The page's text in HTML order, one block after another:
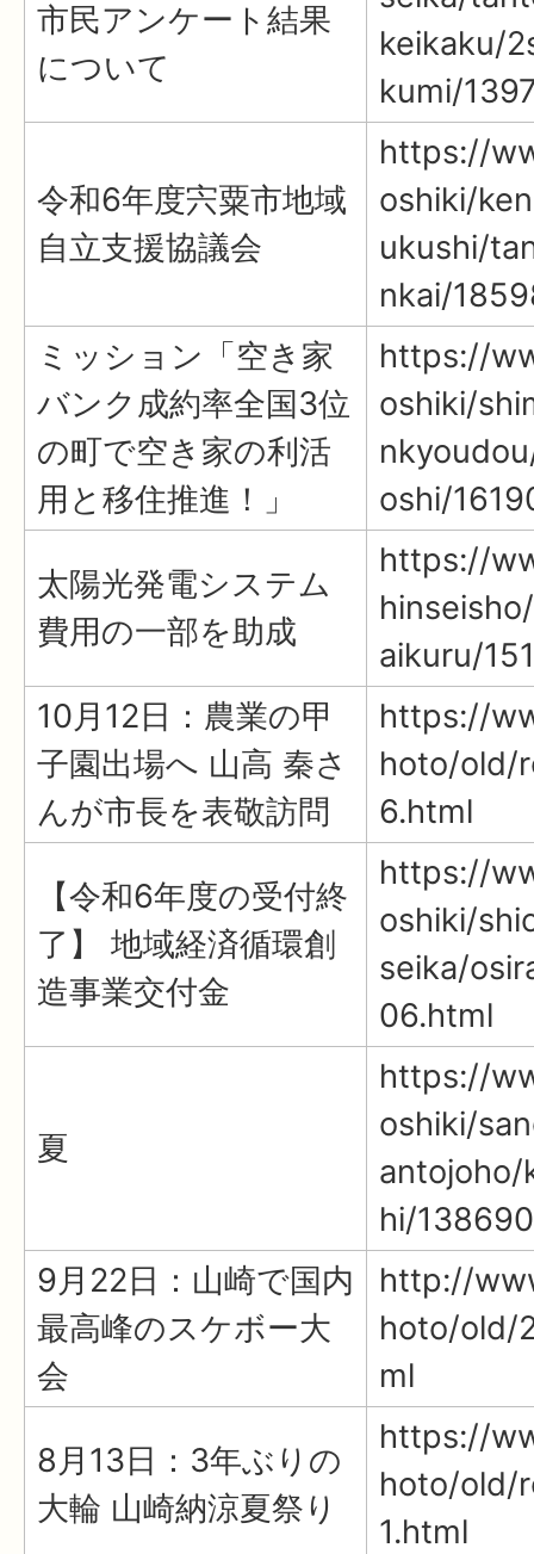
市民アンケート結果
について
keikaku/
kumi/
令和6年度宍粟市地域
自立支援協議会
https://
oshiki/
ukushi/
nkai/
ミッション「空き家
バンク成約率全国3位
の町で空き家の利活
用と移住推進！」
https://
oshiki/
oshi/
太陽光発電システム
費用の一部を助成
https://
aikuru/
10月12日：農業の甲
子園出場へ 山高 秦さ
んが市長を表敬訪問
https://
hoto/old/
6.html
【令和6年度の受付終
了】 地域経済循環創
造事業交付金
https://
oshiki/
seika/
06.html
夏
https://
oshiki/
antojoho/
hi/
9月22日：山崎で国内
最高峰のスケボー大
会
http://
hoto/old/
ml
8月13日：3年ぶりの
大輪 山崎納涼夏祭り
https://
hoto/old/
1.html